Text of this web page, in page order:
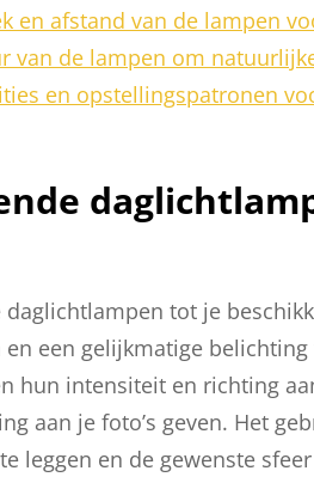
en afstand van de lampen
van de lampen om
en opstellingspatronen
tot je
een gelijkmatige
hun intensiteit en richting
aan je foto’s geven. Het
leggen en de gewenste